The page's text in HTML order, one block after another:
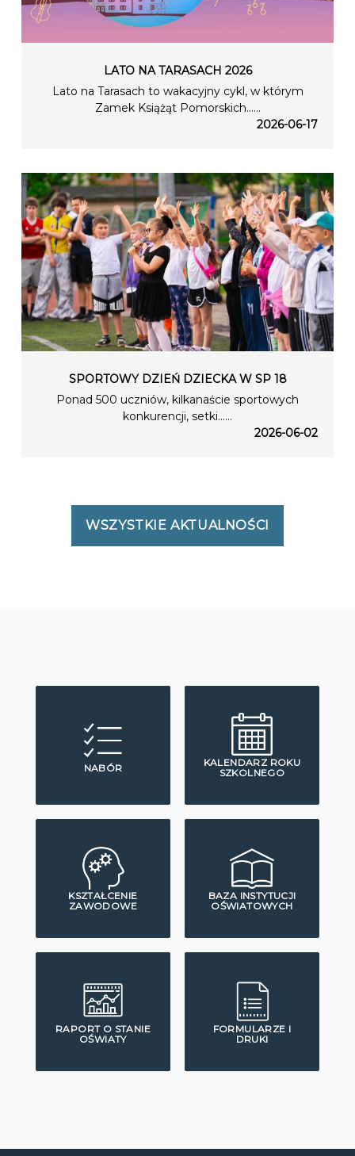
LATO NA TARASACH 2026
Lato na Tarasach to wakacyjny cykl, w którym
Zamek Książąt Pomorskich…...
2026-06-17
SPORTOWY DZIEŃ DZIECKA W SP 18
Ponad 500 uczniów, kilkanaście sportowych
konkurencji, setki…...
2026-06-02
WSZYSTKIE AKTUALNOŚCI
NABÓR
KALENDARZ ROKU
SZKOLNEGO
KSZTAŁCENIE
ZAWODOWE
BAZA INSTYTUCJI
OŚWIATOWYCH
RAPORT O STANIE
OŚWIATY
FORMULARZE I
DRUKI